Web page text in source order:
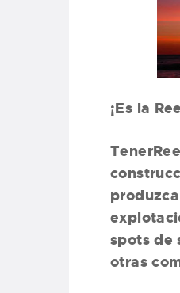
¡Es la
spots de
otras